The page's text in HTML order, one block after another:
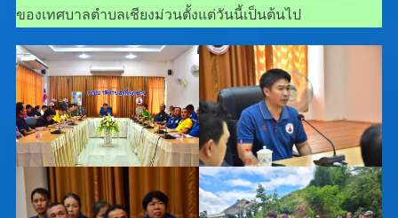
ของเทศบาลตำบลเชียงม่วนตั้งแต่วันนี้เป็นต้นไป